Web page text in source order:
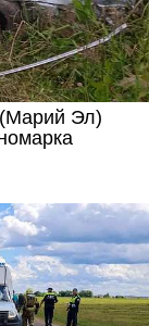
Эл)